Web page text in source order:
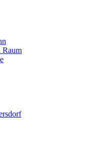
Raum